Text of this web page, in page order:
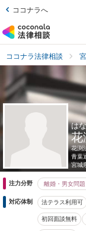
ココナラへ
ココナラ法律相談
は
花
花渕
青葉
宮城
注力分野 離婚・男女問題
対応体制 法テラス利用可
初回面談無料